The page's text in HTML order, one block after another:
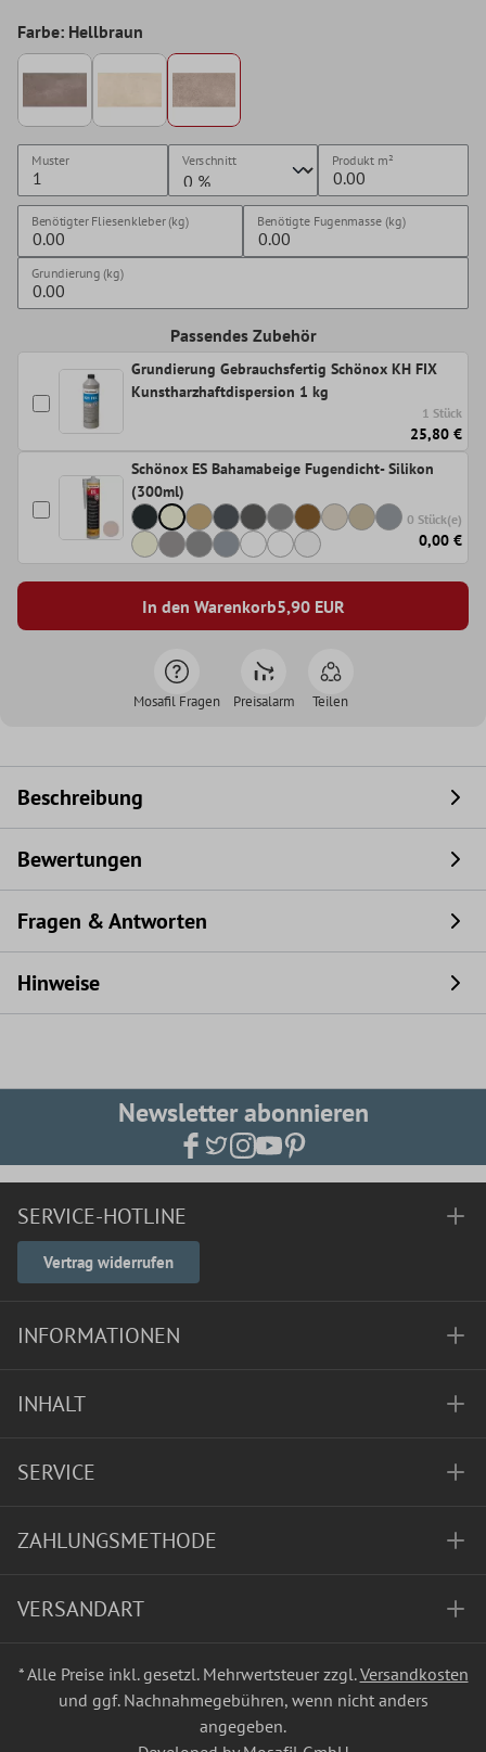
Farbe: Hellbraun
Muster Verschnitt Produkt m²
Benötigter Fliesenkleber (kg) Benötigte Fugenmasse (kg)
Grundierung (kg)
Passendes Zubehör
Grundierung Gebrauchsfertig Schönox KH FIX
Kunstharzhaftdispersion 1 kg
1 Stück
25,80 €
Schönox ES Bahamabeige Fugendicht- Silikon
(300ml)
0 Stück(e)
0,00 €
In den Warenkorb5,90EUR
Mosafil Fragen Preisalarm Teilen
Beschreibung
Bewertungen
Fragen & Antworten
Hinweise
Newsletter abonnieren
SERVICE-HOTLINE
Vertrag widerrufen
INFORMATIONEN
INHALT
SERVICE
ZAHLUNGSMETHODE
VERSANDART
* Alle Preise inkl. gesetzl. Mehrwertsteuer zzgl.Versandkosten
und ggf. Nachnahmegebühren, wenn nicht anders
angegeben.